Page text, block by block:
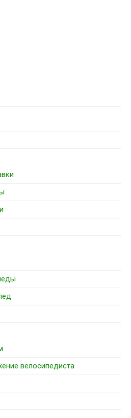
велосипедиста